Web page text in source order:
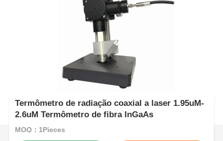
Termômetro de radiação coaxial a laser 1.95uM-
2.6uM Termômetro de fibra InGaAs
MOQ：1Pieces